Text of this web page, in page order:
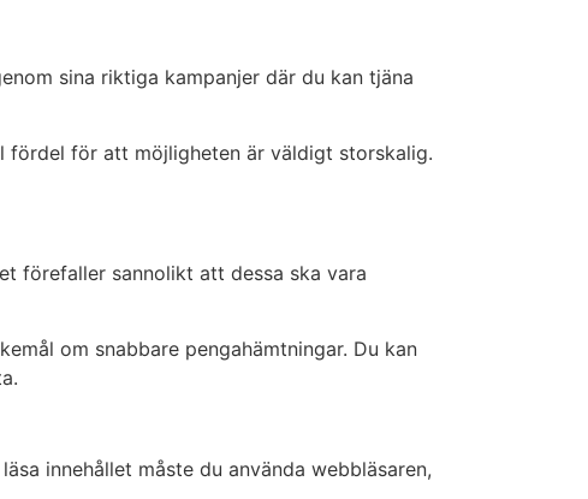
sina riktiga kampanjer där du kan tjäna
fördel för att möjligheten är väldigt storskalig.
förefaller sannolikt att dessa ska vara
om snabbare pengahämtningar. Du kan
innehållet måste du använda webbläsaren,